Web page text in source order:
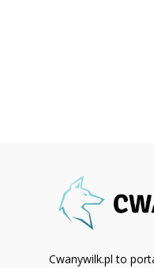
Cwanywilk.pl to